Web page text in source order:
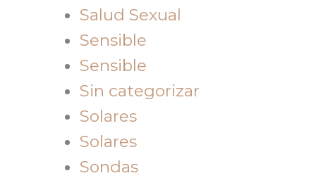
Salud Sexual
Sensible
Sensible
Sin categorizar
Solares
Solares
Sondas